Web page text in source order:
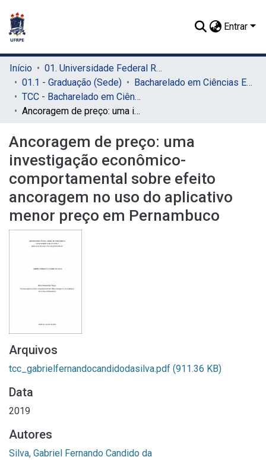
Entrar
Início
01. Universidade Federal Rural de Pernambuco - UFRPE (Sede)
01.1 - Graduação (Sede)
Bacharelado em Ciências Econômicas (Sede)
TCC - Bacharelado em Ciências Econômicas (Sede)
Ancoragem de preço: uma investigação econômico-comportamental sobre efeito ancoragem no uso do aplicativo menor preço em Pernambuco
Ancoragem de preço: uma
investigação econômico-
comportamental sobre efeito
ancoragem no uso do aplicativo
menor preço em Pernambuco
Arquivos
tcc_gabrielfernandocandidodasilva.pdf (911.36 KB)
Data
2019
Autores
Silva, Gabriel Fernando Candido da